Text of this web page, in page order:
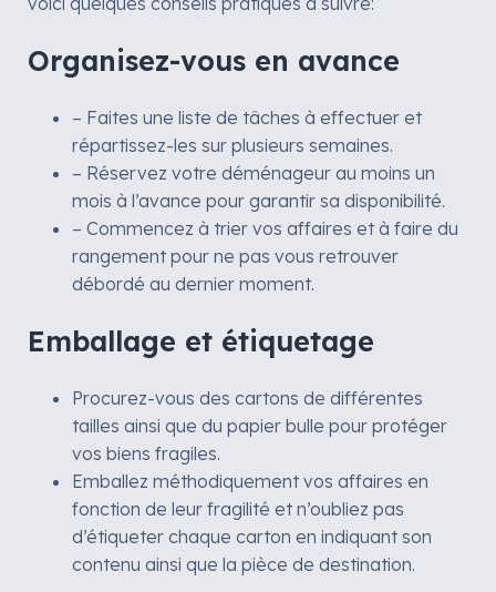
Organisez-vous en avance
– Faites une liste de tâches à effectuer et
répartissez-les sur plusieurs semaines.
– Réservez votre déménageur au moins un
mois à l’avance pour garantir sa disponibilité.
– Commencez à trier vos affaires et à faire du
rangement pour ne pas vous retrouver
débordé au dernier moment.
Emballage et étiquetage
Procurez-vous des cartons de différentes
tailles ainsi que du papier bulle pour protéger
vos biens fragiles.
Emballez méthodiquement vos affaires en
fonction de leur fragilité et n’oubliez pas
d’étiqueter chaque carton en indiquant son
contenu ainsi que la pièce de destination.